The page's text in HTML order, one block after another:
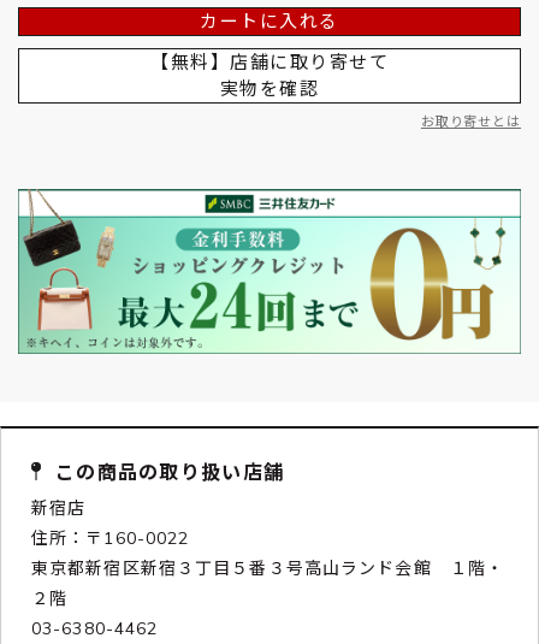
カートに入れる
【無料】店舗に取り寄せて
実物を確認
お取り寄せとは
この商品の取り扱い店舗
新宿店
住所：〒160-0022
東京都新宿区新宿３丁目５番３号高山ランド会館 １階・
２階
03-6380-4462